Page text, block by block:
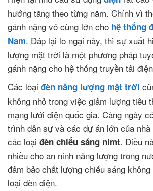
hướng tăng theo từng năm. Chính vì
gánh nặng vô cùng lớn cho hệ thống
Nam. Đáp lại lo ngại này, thì sự xuất
lượng mặt trời là một phương pháp
gánh nặng cho hệ thống truyền tải
Các loại đèn năng lượng mặt trời
không nhỏ trong việc giảm lượng tiêu
mạng lưới điện quốc gia. Càng ngày
trình dân sự và các dự án lớn của
các loại đèn chiếu sáng nlmt. Điều
nhiều cho an ninh năng lượng trong
đảm bảo chất lượng chiếu sáng
loại đèn điện.